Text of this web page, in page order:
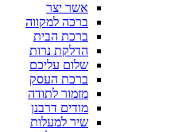
אשר יצר
ברכה למקווה
ברכת הבית
הדלקת נרות
שלום עליכם
ברכת העסק
מזמור לתודה
מודים דרבנן
שיר למעלות